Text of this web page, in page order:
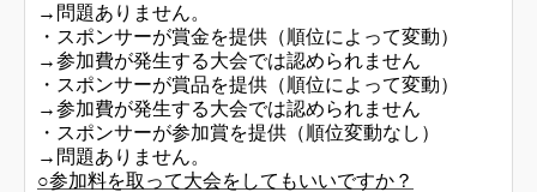
→問題ありません。
・スポンサーが賞金を提供（順位によって変動）
→参加費が発生する大会では認められません
・スポンサーが賞品を提供（順位によって変動）
→参加費が発生する大会では認められません
・スポンサーが参加賞を提供（順位変動なし）
→問題ありません。
○参加料を取って大会をしてもいいですか？